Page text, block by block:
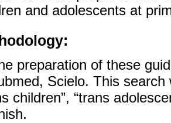
and adolescents at
preparation of these
Scielo. This
children”, “trans